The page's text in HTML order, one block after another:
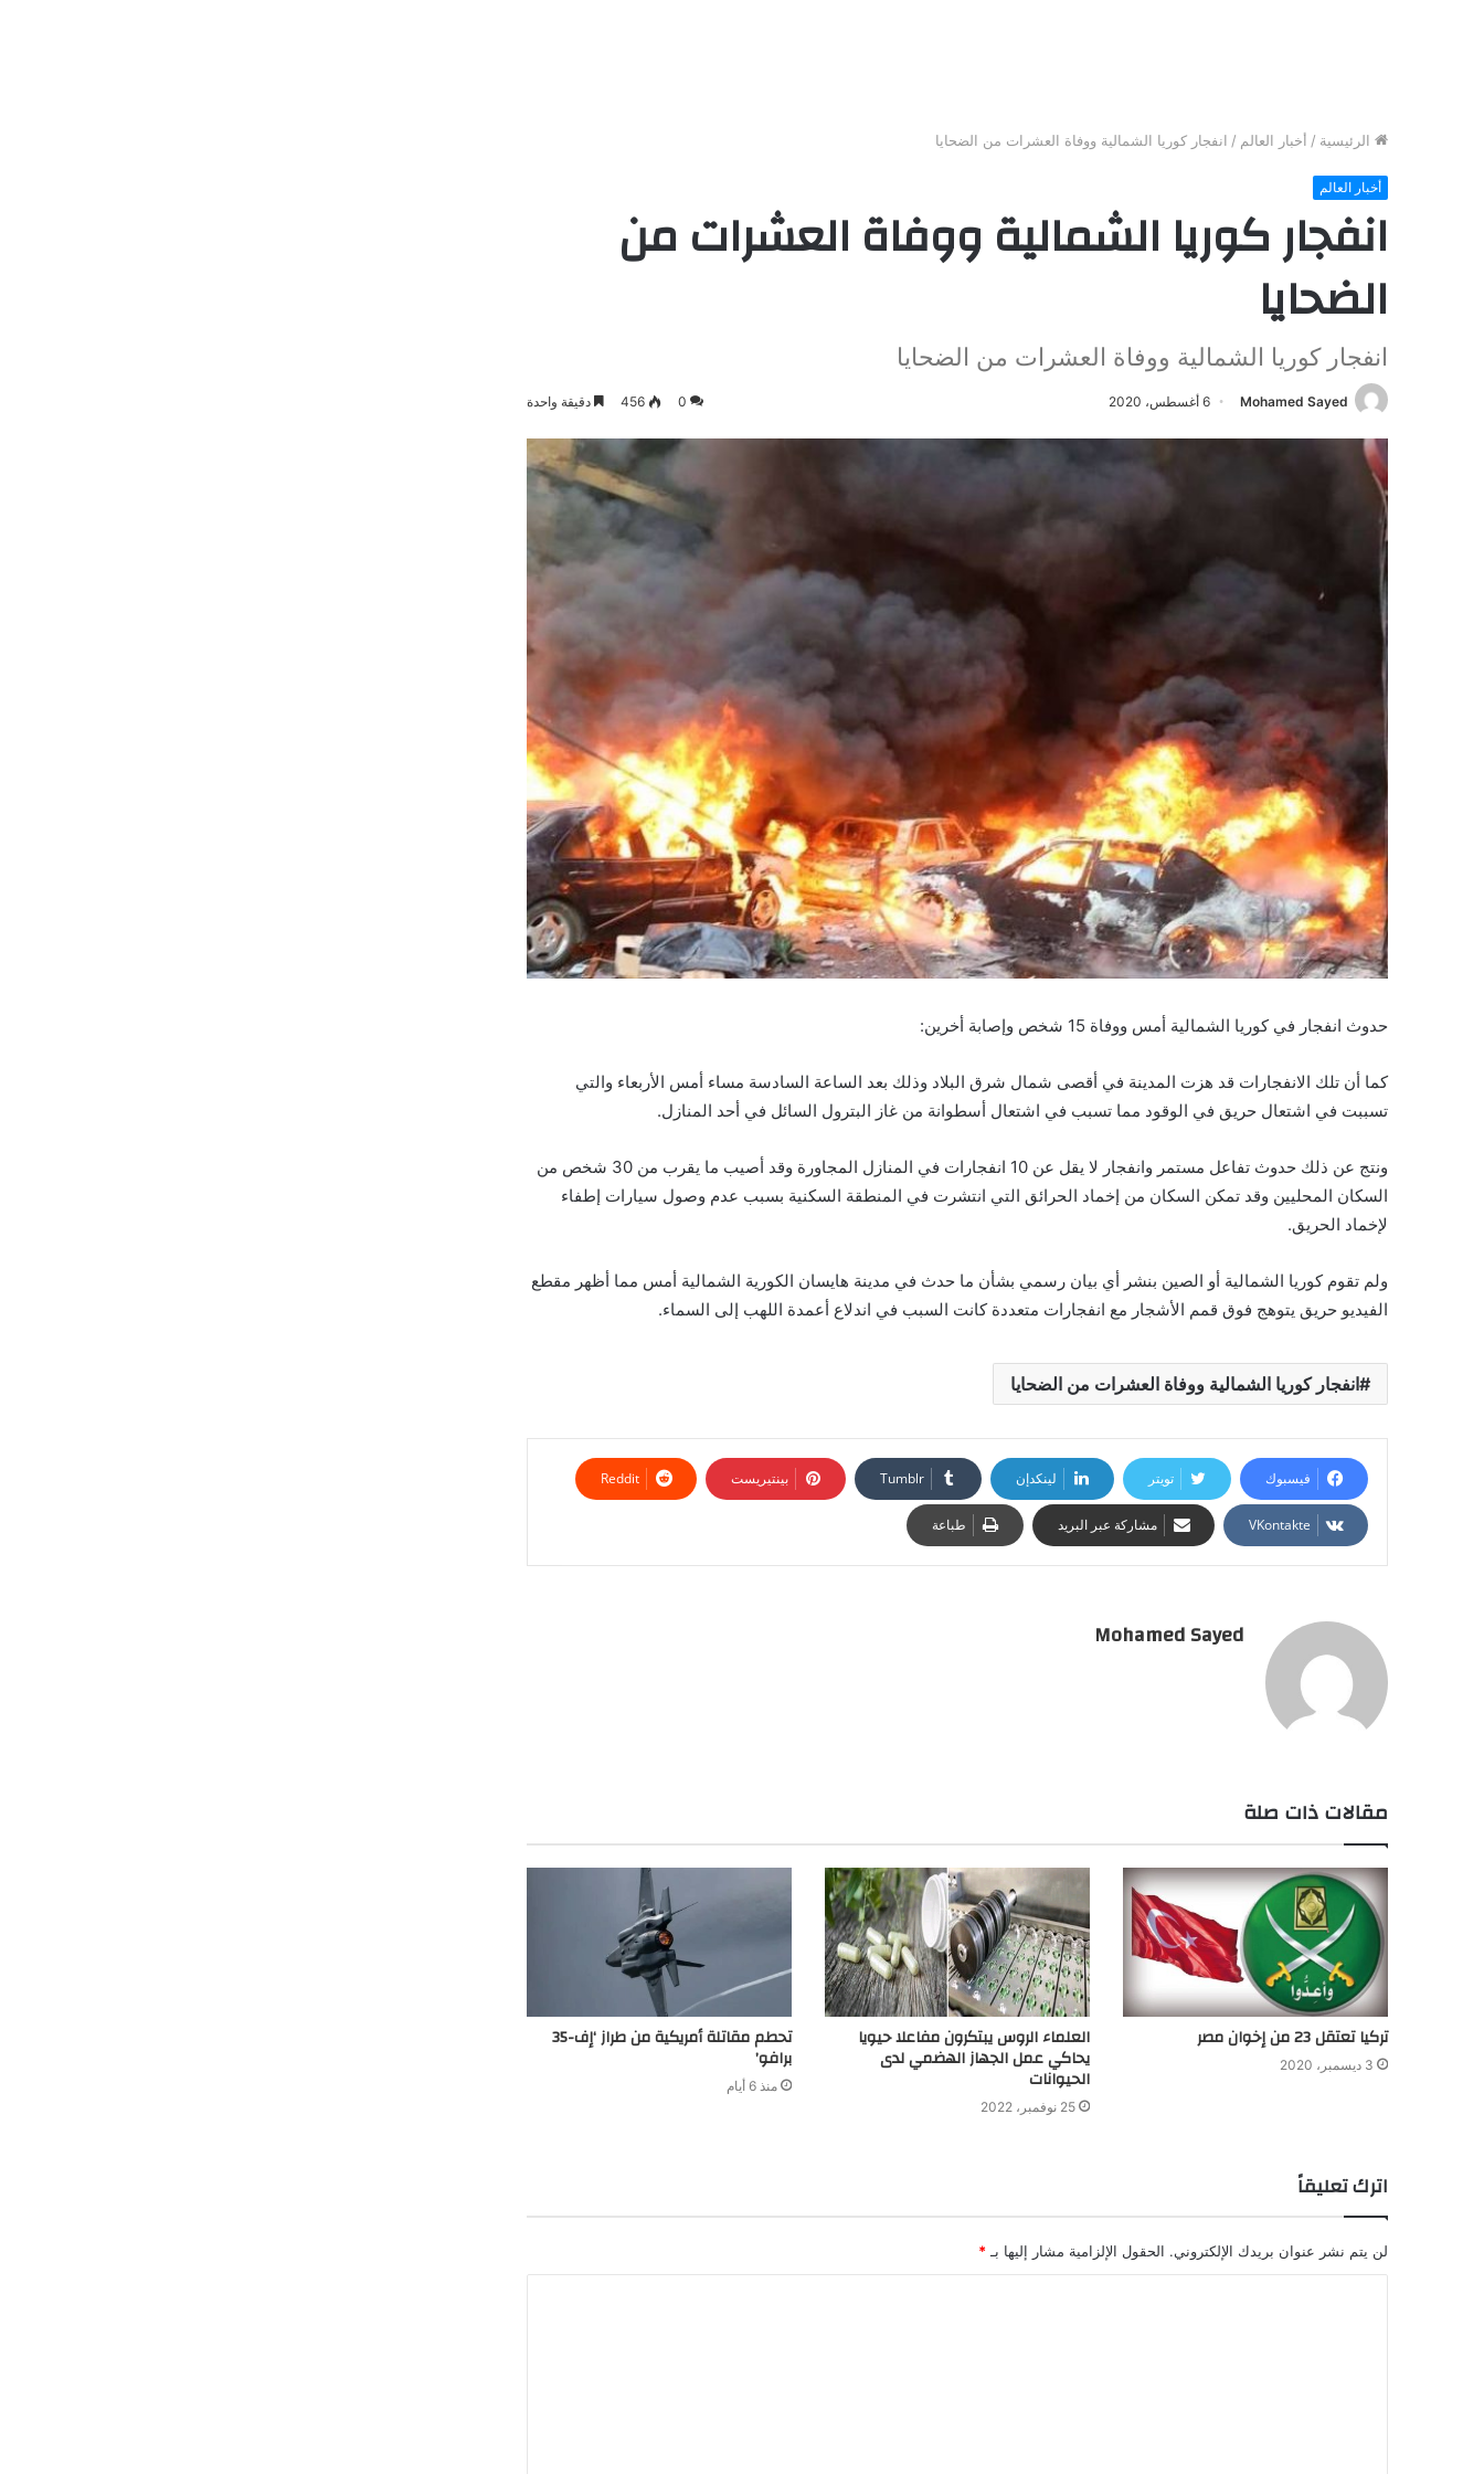
الرئيسية / أخبار العالم / انفجار كوريا الشمالية ووفاة العشرات من الضحايا
أخبار العالم
انفجار كوريا الشمالية ووفاة العشرات من
الضحايا
انفجار كوريا الشمالية ووفاة العشرات من الضحايا
Mohamed Sayed 6 أغسطس، 2020 0
456 دقيقة واحدة
حدوث انفجار في كوريا الشمالية أمس ووفاة 15 شخص وإصابة أخرين:
كما أن تلك الانفجارات قد هزت المدينة في أقصى شمال شرق البلاد وذلك بعد الساعة السادسة مساء أمس الأربعاء والتي
تسببت في اشتعال حريق في الوقود مما تسبب في اشتعال أسطوانة من غاز البترول السائل في أحد المنازل.
ونتج عن ذلك حدوث تفاعل مستمر وانفجار لا يقل عن 10 انفجارات في المنازل المجاورة وقد أصيب ما يقرب من 30 شخص من
السكان المحليين وقد تمكن السكان من إخماد الحرائق التي انتشرت في المنطقة السكنية بسبب عدم وصول سيارات إطفاء
لإخماد الحريق.
ولم تقوم كوريا الشمالية أو الصين بنشر أي بيان رسمي بشأن ما حدث في مدينة هايسان الكورية الشمالية أمس مما أظهر مقطع
الفيديو حريق يتوهج فوق قمم الأشجار مع انفجارات متعددة كانت السبب في اندلاع أعمدة اللهب إلى السماء.
انفجار كوريا الشمالية ووفاة العشرات من الضحايا
فيسبوك تويتر لينكدإن بينتيريست
مشاركة عبر البريد طباعة
Mohamed Sayed
مقالات ذات صلة
تركيا تعتقل 23 من إخوان مصر
3 ديسمبر، 2020
العلماء الروس يبتكرون مفاعلا حيويا
يحاكي عمل الجهاز الهضمي لدى
الحيوانات
25 نوفمبر، 2022
تحطم مقاتلة أمريكية من طراز ‘إف-35
برافو’
منذ 6 أيام
اترك تعليقاً
لن يتم نشر عنوان بريدك الإلكتروني. الحقول الإلزامية مشار إليها بـ *